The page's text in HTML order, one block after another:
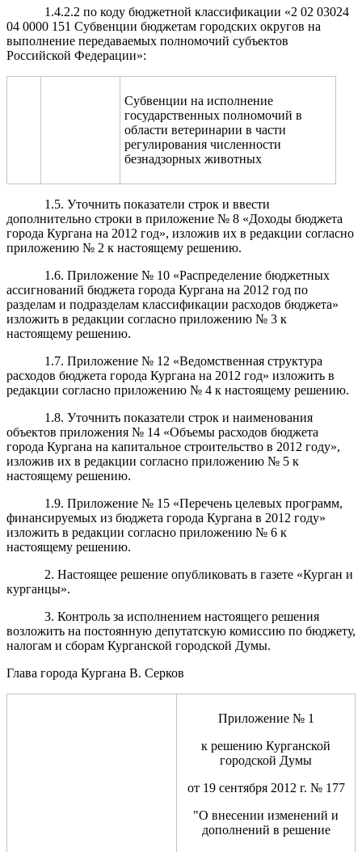
1.4.2.2 по коду бюджетной классификации «2 02 03024
04 0000 151 Субвенции бюджетам городских округов на
выполнение передаваемых полномочий субъектов
Российской Федерации»:
Субвенции на исполнение
государственных полномочий в
области ветеринарии в части
регулирования численности
безнадзорных животных
1.5. Уточнить показатели строк и ввести
дополнительно строки в приложение № 8 «Доходы бюджета
города Кургана на 2012 год», изложив их в редакции согласно
приложению № 2 к настоящему решению.
1.6. Приложение № 10 «Распределение бюджетных
ассигнований бюджета города Кургана на 2012 год по
разделам и подразделам классификации расходов бюджета»
изложить в редакции согласно приложению № 3 к
настоящему решению.
1.7. Приложение № 12 «Ведомственная структура
расходов бюджета города Кургана на 2012 год» изложить в
редакции согласно приложению № 4 к настоящему решению.
1.8. Уточнить показатели строк и наименования
объектов приложения № 14 «Объемы расходов бюджета
города Кургана на капитальное строительство в 2012 году»,
изложив их в редакции согласно приложению № 5 к
настоящему решению.
1.9. Приложение № 15 «Перечень целевых программ,
финансируемых из бюджета города Кургана в 2012 году»
изложить в редакции согласно приложению № 6 к
настоящему решению.
2. Настоящее решение опубликовать в газете «Курган и
курганцы».
3. Контроль за исполнением настоящего решения
возложить на постоянную депутатскую комиссию по бюджету,
налогам и сборам Курганской городской Думы.
Глава города Кургана В. Серков
Приложение № 1
к решению Курганской
городской Думы
от 19 сентября 2012 г. № 177
"О внесении изменений и
дополнений в решение